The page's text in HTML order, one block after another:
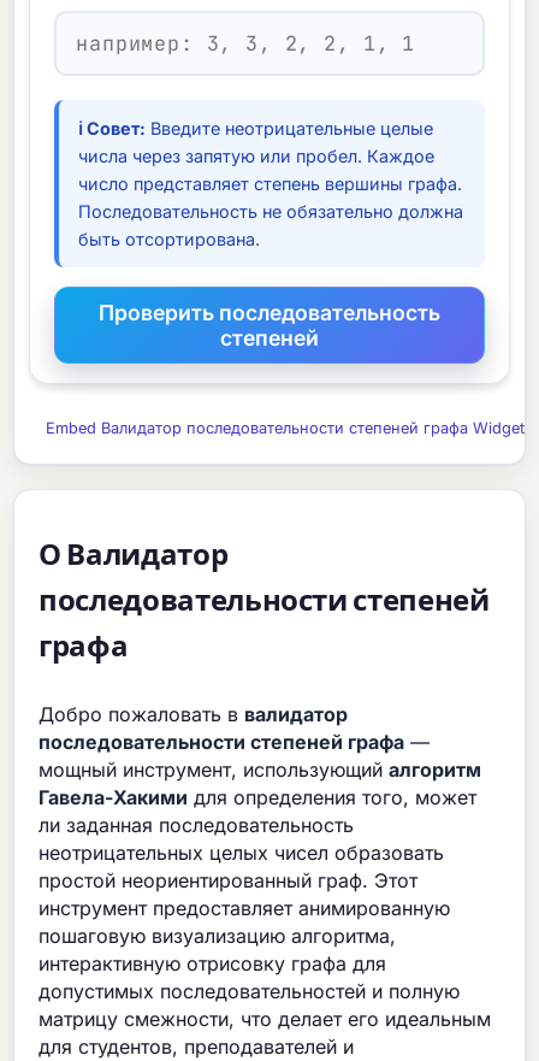
ℹ Совет: Введите неотрицательные целые
числа через запятую или пробел. Каждое
число представляет степень вершины графа.
Последовательность не обязательно должна
быть отсортирована.
Embed Валидатор последовательности степеней графа Widget
О Валидатор
последовательности степеней
графа
Добро пожаловать в валидатор
последовательности степеней графа —
мощный инструмент, использующийалгоритм
Гавела-Хакими для определения того, может
ли заданная последовательность
неотрицательных целых чисел образовать
простой неориентированный граф. Этот
инструмент предоставляет анимированную
пошаговую визуализацию алгоритма,
интерактивную отрисовку графа для
допустимых последовательностей и полную
матрицу смежности, что делает его идеальным
для студентов, преподавателей и